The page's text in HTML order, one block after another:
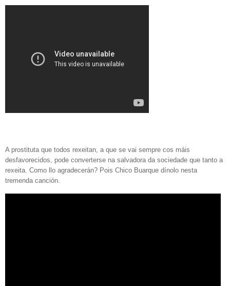
A prostituta que todos rexeitan, a que se vai sempre cos máis
desfavorecidos, pode converterse na salvadora da sociedade que tanto a
rexeita. Como llo agradecerán? Pois Chico Buarque dínolo nesta
tremenda canción.